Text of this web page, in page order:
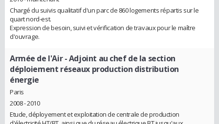
Chargé du suivis qualitatif d'un parc de 860 logements répartis sur le
quart nord-est.
Expression de besoin, suivi et vérification de travaux pour le maître
d'ouvrage.
Armée de l'Air- Adjoint au chef de la section
déploiement réseaux production distribution
énergie
Paris
2008 - 2010
Etude, déployement et exploitation de centrale de production